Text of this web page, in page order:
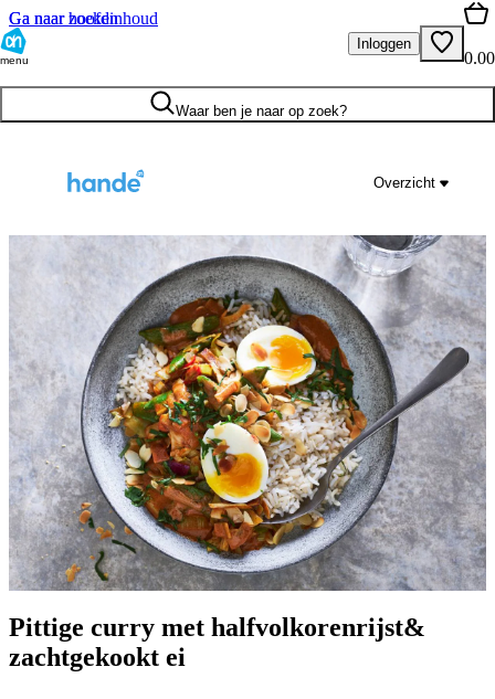
Ga naar hoofdinhoud
Ga naar zoeken
menu
Inloggen
0.00
Waar ben je naar op zoek?
Overzicht
Pittige curry met halfvolkorenrijst&
zachtgekookt ei